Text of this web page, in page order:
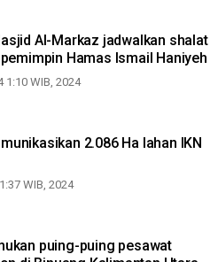
Al-Markaz jadwalkan shalat
Hamas Ismail Haniyeh
1:10 WIB, 2024
2.086 Ha lahan IKN
WIB, 2024
puing-puing pesawat